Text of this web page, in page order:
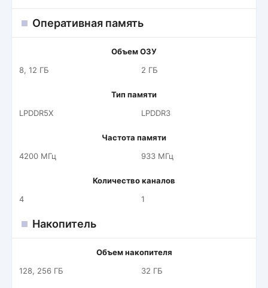
Оперативная память
Объем ОЗУ
8, 12 ГБ
2 ГБ
Тип памяти
LPDDR5X
LPDDR3
Частота памяти
4200 МГц
933 МГц
Количество каналов
4
1
Накопитель
Объем накопителя
128, 256 ГБ
32 ГБ